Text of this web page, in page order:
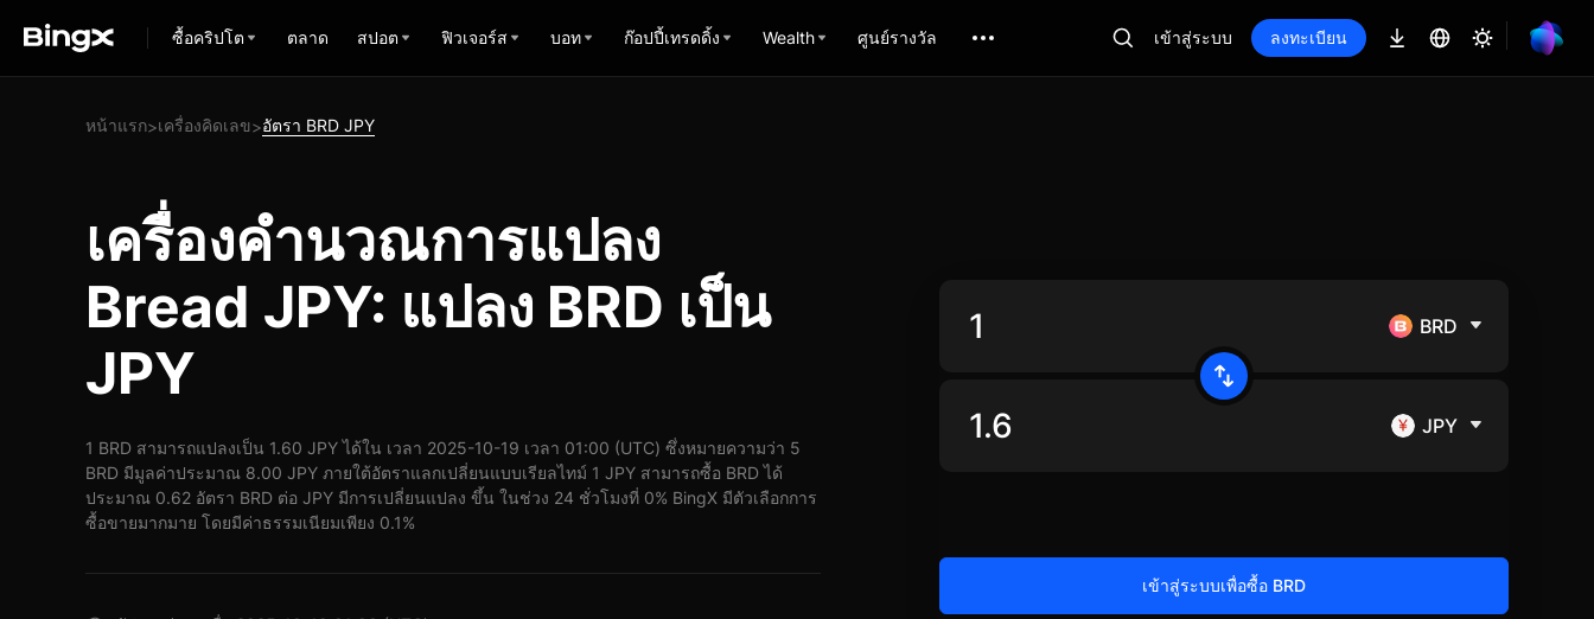
ซื้อคริปโต ตลาด สปอต ฟิวเจอร์ส บอท ก๊อปปี้เทรดดิ้ง Wealth ศูนย์รางวัล เข้าสู่ระบบ ลงทะเบียน
หน้าแรก>เครื่องคิดเลข>อัตรา BRD JPY
เครื่องคำนวณการแปลง
Bread JPY: แปลง BRD เป็น
JPY
1 BRD สามารถแปลงเป็น 1.60 JPY ได้ใน เวลา 2025-10-19 เวลา 01:00 (UTC) ซึ่งหมายความว่า 5
BRD มีมูลค่าประมาณ 8.00 JPY ภายใต้อัตราแลกเปลี่ยนแบบเรียลไทม์ 1 JPY สามารถซื้อ BRD ได้
ประมาณ 0.62 อัตรา BRD ต่อ JPY มีการเปลี่ยนแปลง ขึ้น ในช่วง 24 ชั่วโมงที่ 0% BingX มีตัวเลือกการ
ซื้อขายมากมาย โดยมีค่าธรรมเนียมเพียง 0.1%
BRD
JPY
เข้าสู่ระบบเพื่อซื้อ BRD